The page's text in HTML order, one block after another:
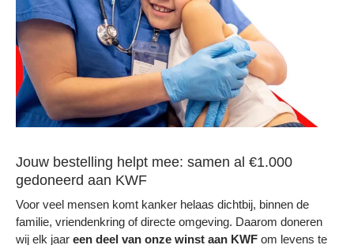
Jouw bestelling helpt mee: samen al €1.000
gedoneerd aan KWF
Voor veel mensen komt kanker helaas dichtbij, binnen de
familie, vriendenkring of directe omgeving. Daarom doneren
wij elk jaar een deel van onze winst aan KWF om levens te